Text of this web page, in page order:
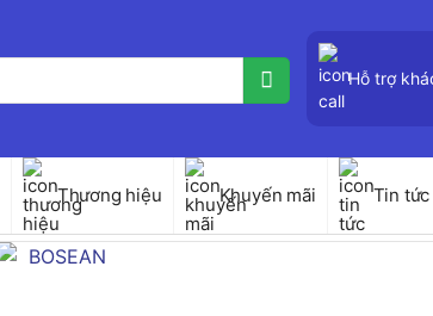
Hỗ trợ
Thương hiệu Khuyến mãi Tin tức